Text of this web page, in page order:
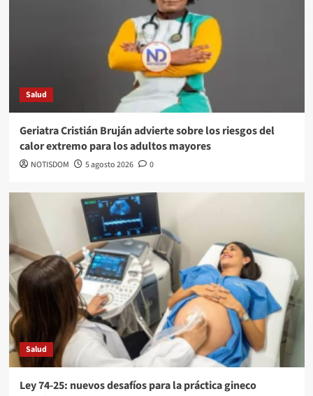
Salud
Geriatra Cristián Bruján advierte sobre los riesgos del
calor extremo para los adultos mayores
NOTISDOM 5 agosto 2026 0
Salud
Ley 74-25: nuevos desafíos para la práctica gineco